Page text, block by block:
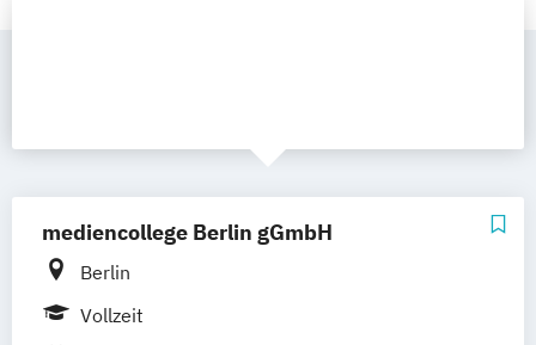
mediencollege Berlin gGmbH
Berlin
Vollzeit